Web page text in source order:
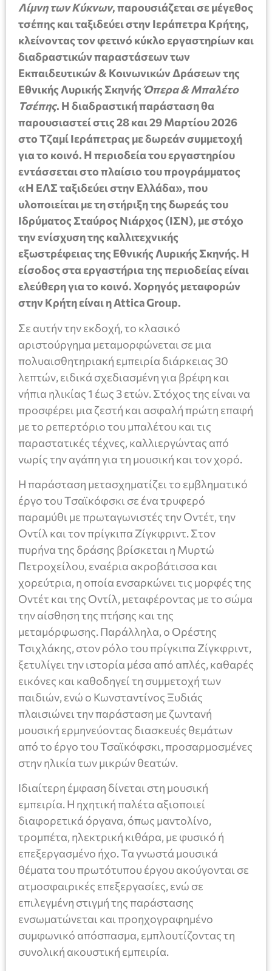
Λίμνη των Κύκνων, παρουσιάζεται σε μέγεθος
τσέπης και ταξιδεύει στην Ιεράπετρα Κρήτης,
κλείνοντας τον φετινό κύκλο εργαστηρίων και
διαδραστικών παραστάσεων των
Εκπαιδευτικών & Κοινωνικών Δράσεων της
Εθνικής Λυρικής ΣκηνήςΌπερα & Μπαλέτο
Τσέπης. Η διαδραστική παράσταση θα
παρουσιαστεί στις 28 και 29 Μαρτίου 2026
στο Τζαμί Ιεράπετρας με δωρεάν συμμετοχή
για το κοινό. Η περιοδεία του εργαστηρίου
εντάσσεται στο πλαίσιο του προγράμματος
«Η ΕΛΣ ταξιδεύει στην Ελλάδα», που
υλοποιείται με τη στήριξη της δωρεάς του
Ιδρύματος Σταύρος Νιάρχος (ΙΣΝ), με στόχο
την ενίσχυση της καλλιτεχνικής
εξωστρέφειας της Εθνικής Λυρικής Σκηνής. Η
είσοδος στα εργαστήρια της περιοδείας είναι
ελεύθερη για το κοινό. Χορηγός μεταφορών
στην Κρήτη είναι η Attica Group.
Σε αυτήν την εκδοχή, το κλασικό
αριστούργημα μεταμορφώνεται σε μια
πολυαισθητηριακή εμπειρία διάρκειας 30
λεπτών, ειδικά σχεδιασμένη για βρέφη και
νήπια ηλικίας 1 έως 3 ετών. Στόχος της είναι να
προσφέρει μια ζεστή και ασφαλή πρώτη επαφή
με το ρεπερτόριο του μπαλέτου και τις
παραστατικές τέχνες, καλλιεργώντας από
νωρίς την αγάπη για τη μουσική και τον χορό.
Η παράσταση μετασχηματίζει το εμβληματικό
έργο του Τσαϊκόφσκι σε ένα τρυφερό
παραμύθι με πρωταγωνιστές την Οντέτ, την
Οντίλ και τον πρίγκιπα Ζίγκφριντ. Στον
πυρήνα της δράσης βρίσκεται η Μυρτώ
Πετροχείλου, εναέρια ακροβάτισσα και
χορεύτρια, η οποία ενσαρκώνει τις μορφές της
Οντέτ και της Οντίλ, μεταφέροντας με το σώμα
την αίσθηση της πτήσης και της
μεταμόρφωσης. Παράλληλα, ο Ορέστης
Τσιχλάκης, στον ρόλο του πρίγκιπα Ζίγκφριντ,
ξετυλίγει την ιστορία μέσα από απλές, καθαρές
εικόνες και καθοδηγεί τη συμμετοχή των
παιδιών, ενώ ο Κωνσταντίνος Ξυδιάς
πλαισιώνει την παράσταση με ζωντανή
μουσική ερμηνεύοντας διασκευές θεμάτων
από το έργο του Τσαϊκόφσκι, προσαρμοσμένες
στην ηλικία των μικρών θεατών.
Ιδιαίτερη έμφαση δίνεται στη μουσική
εμπειρία. Η ηχητική παλέτα αξιοποιεί
διαφορετικά όργανα, όπως μαντολίνο,
τρομπέτα, ηλεκτρική κιθάρα, με φυσικό ή
επεξεργασμένο ήχο. Τα γνωστά μουσικά
θέματα του πρωτότυπου έργου ακούγονται σε
ατμοσφαιρικές επεξεργασίες, ενώ σε
επιλεγμένη στιγμή της παράστασης
ενσωματώνεται και προηχογραφημένο
συμφωνικό απόσπασμα, εμπλουτίζοντας τη
συνολική ακουστική εμπειρία.